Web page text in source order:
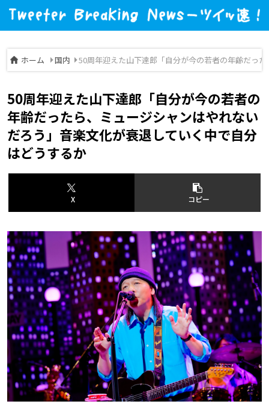
ホーム 国内 50周年迎えた山下達郎「自分が今の若者の年齢だっ
50周年迎えた山下達郎「自分が今の若者の
年齢だったら、ミュージシャンはやれない
だろう」音楽文化が衰退していく中で自分
はどうするか
X コピー